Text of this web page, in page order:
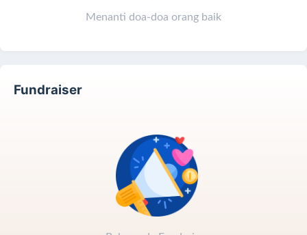
1️⃣ Klik tombolDonasi
metode pembayaran
4️⃣Donasi sekarang
Menanti doa-doa orang baik
Fundraiser